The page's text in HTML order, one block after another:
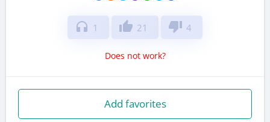
headphones 1 thumb_up 21 thumb_down 4
Does not work?
Add favorites